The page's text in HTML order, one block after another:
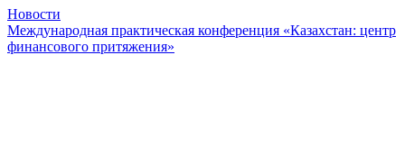
Новости
Международная практическая конференция «Казахстан: центр
финансового притяжения»